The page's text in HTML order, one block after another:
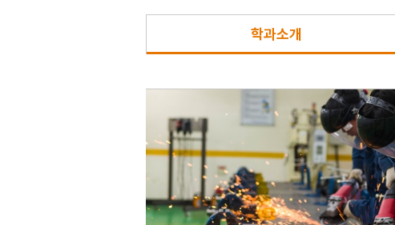
학과소개